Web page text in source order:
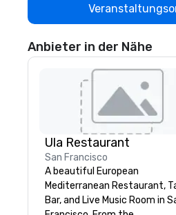
Anbieter in der Nähe
Ula Restaurant
San Francisco
A beautiful European
Mediterranean Restaurant,
Bar, and Live Music Room in